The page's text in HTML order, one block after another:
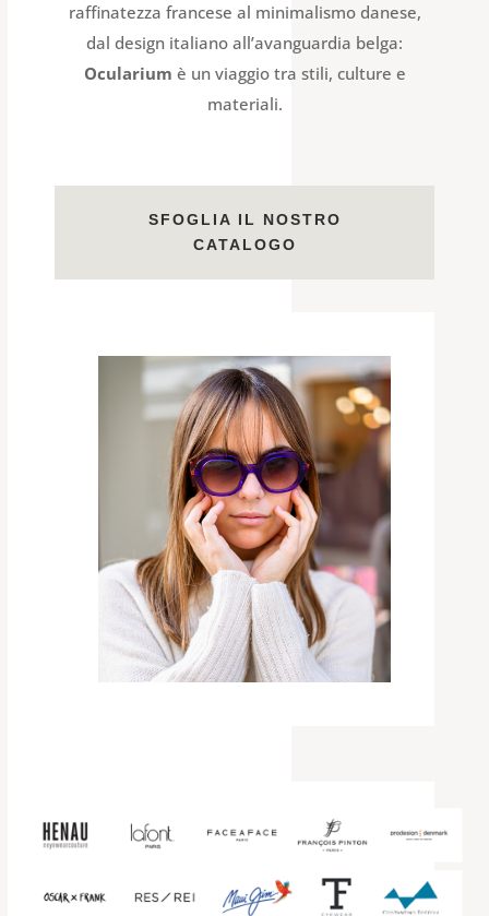
raffinatezza francese al minimalismo danese,
dal design italiano all’avanguardia belga:
Ocularium è un viaggio tra stili, culture e
materiali.
SFOGLIA IL NOSTRO
CATALOGO